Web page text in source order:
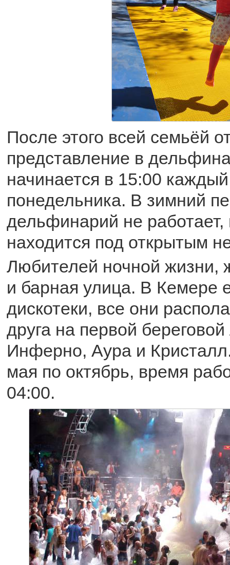
После этого всей семьёй
представление в
начинается в 15:00
понедельника. В зимний
дельфинарий не работает,
находится под открытым
Любителей ночной жизни,
и барная улица. В Кемере
дискотеки, все они
друга на первой
Инферно, Аура и
мая по октябрь, время
04:00.